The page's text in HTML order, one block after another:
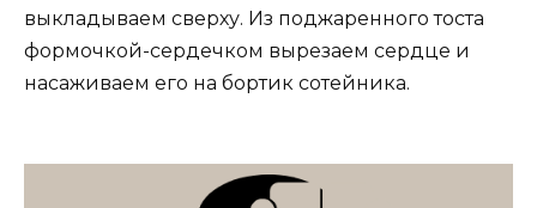
выкладываем сверху. Из поджаренного тоста
формочкой-сердечком вырезаем сердце и
насаживаем его на бортик сотейника.